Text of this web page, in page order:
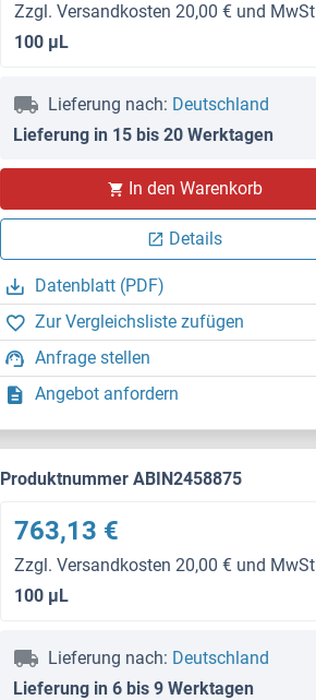
Zzgl. Versandkosten 20,00 € und MwSt
100 μL
Lieferung nach: Deutschland
Lieferung in 15 bis 20 Werktagen
In den Warenkorb
Details
Datenblatt (PDF)
Zur Vergleichsliste zufügen
Anfrage stellen
Angebot anfordern
Produktnummer ABIN2458875
763,13 €
Zzgl. Versandkosten 20,00 € und MwSt
100 μL
Lieferung nach: Deutschland
Lieferung in 6 bis 9 Werktagen